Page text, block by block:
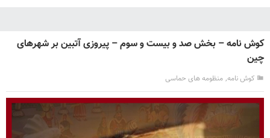
کوش نامه – بخش صد و بیست و سوم – پیروزی آتبین بر شهرهای
چین
کوش نامه, منظومه های حماسی